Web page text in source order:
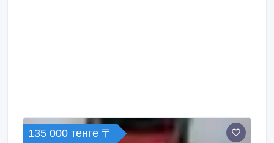
135 000 тенге 〒